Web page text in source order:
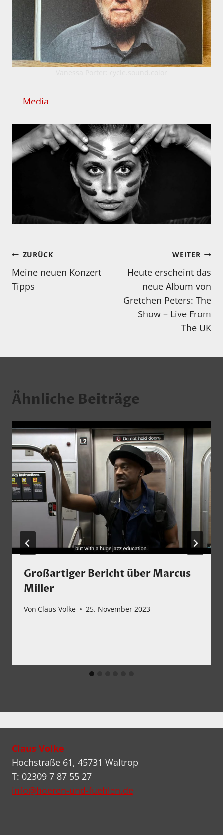
Media
Beitragsnavigation
ZURÜCK
Meine neuen Konzert
Tipps
WEITER
Heute erscheint das
neue Album von
Gretchen Peters: The
Show – Live From
The UK
Ähnliche Beiträge
Großartiger Bericht über Marcus
Miller
Von Claus Volke 25. November 2023
Claus Volke
Hochstraße 61, 45731 Waltrop
T: 02309 7 87 55 27
info@hoeren-und-fuehlen.de